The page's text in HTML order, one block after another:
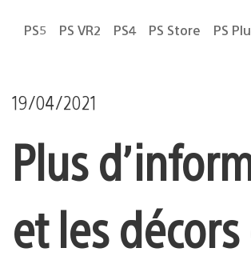
PS5 PS VR2 PS4 PS Store PS
19/04/2021
Plus
et les